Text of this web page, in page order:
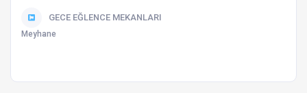
GECE EĞLENCE MEKANLARI
Meyhane